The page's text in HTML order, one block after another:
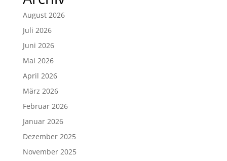
August 2026
Juli 2026
Juni 2026
Mai 2026
April 2026
März 2026
Februar 2026
Januar 2026
Dezember 2025
November 2025